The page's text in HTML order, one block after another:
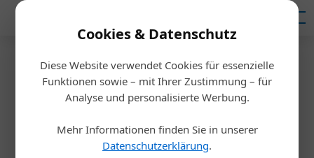
Cookies & Datenschutz
Diese Website verwendet Cookies für essenzielle
Funktionen sowie – mit Ihrer Zustimmung – für
Analyse und personalisierte Werbung.
Mehr Informationen finden Sie in unserer
Datenschutzerklärung.
Startseite/Inspiration
Lernen und netzwerken
Redaktion 16.02.2023, 14:11 Uhr